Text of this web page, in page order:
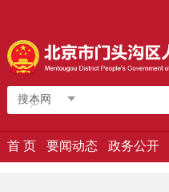
搜本网
首 页 要闻动态 政务公开